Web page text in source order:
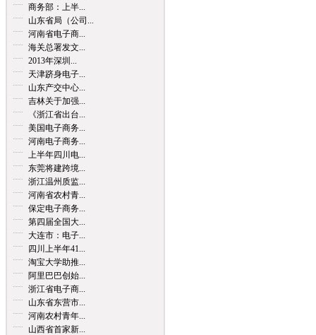
商务部：上半...
山东省局（公司...
河南省电子商...
海关总署发文...
2013年深圳...
天津跻身电子...
山东产交中心...
吉林关于加强...
《浙江省出台...
美国电子商务...
河南电子商务...
上半年四川电...
东莞将建跨境...
浙江温州质监...
河南省农村青...
保定电子商务...
第四届全国大...
大连市：电子...
四川上半年41...
淘宝大学助推...
阿里巴巴创始...
浙江省电子商...
山东省东营市...
河南农村青年...
山西省首家新...